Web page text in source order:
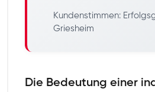
Kundenstimmen:
Griesheim
Die Bedeutung einer